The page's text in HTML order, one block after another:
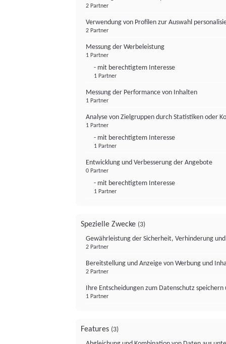
2 Partner
Verwendung von Profilen zur Auswahl
2 Partner
Messung der Werbeleistung
1 Partner
- mit berechtigtem Interesse
1 Partner
Messung der Performance von Inhalten
1 Partner
Analyse von Zielgruppen durch Statistiken oder
1 Partner
- mit berechtigtem Interesse
1 Partner
Entwicklung und Verbesserung der Angebote
0 Partner
- mit berechtigtem Interesse
1 Partner
Spezielle Zwecke (3)
Gewährleistung der Sicherheit, Verhinderung
2 Partner
Bereitstellung und Anzeige von Werbung und
2 Partner
Ihre Entscheidungen zum Datenschutz
1 Partner
Features (3)